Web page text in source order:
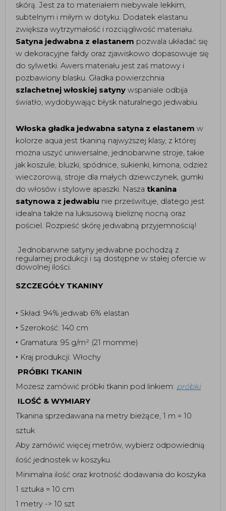
skórą. Jest za to materiałem niebywale lekkim,
subtelnym i miłym w dotyku. Dodatek elastanu
zwiększa wytrzymałość i rozciągliwość materiału.
Satyna jedwabna z elastanem pozwala układać się
w dekoracyjne fałdy oraz zjawiskowo dopasowuje się
do sylwetki. Awers materiału jest zaś matowy i
pozbawiony blasku. Gładka powierzchnia
szlachetnej włoskiej satyny wspaniale odbija
światło, wydobywając błysk naturalnego jedwabiu.
Włoska gładka jedwabna satyna z elastanem w
kolorze aqua jest tkaniną najwyższej klasy, z której
można uszyć uniwersalne, jednobarwne stroje, takie
jak koszule, bluzki, spódnice, sukienki, kimona, odzież
wieczorową, stroje dla małych dziewczynek, gumki
do włosów i stylowe apaszki. Nasza tkanina
satynowa z jedwabiu nie prześwituje, dlatego jest
idealna także na luksusową bieliznę nocną oraz
pościel. Rozpieść skórę jedwabną przyjemnością!
Jednobarwne satyny jedwabne pochodzą z
regularnej produkcji i są dostępne w stałej ofercie w
dowolnej ilości.
SZCZEGÓŁY TKANINY
‣ Skład: 94% jedwab 6% elastan
‣ Szerokość: 140 cm
‣ Gramatura: 95 g/m² (21 momme)
‣ Kraj produkcji: Włochy
PRÓBKI TKANIN
Możesz zamówić próbki tkanin pod linkiem: próbki
ILOŚĆ & WYMIARY
Tkanina sprzedawana na metry bieżące, 1 m = 10
sztuk
Aby zamówić więcej metrów, wybierz odpowiednią
ilość jednostek w koszyku.
Minimalna ilość oraz krotność dodawania do koszyka
1 sztuka = 10 cm
1 metry -> 10 szt